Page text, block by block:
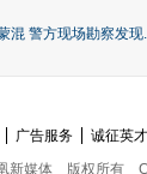
混 警方现场勘察发现
广告服务 诚征英才
新媒体
版权所有